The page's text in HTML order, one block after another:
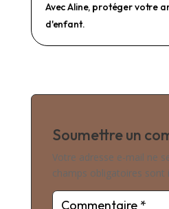
Avec Aline, protéger votre
d'enfant.
Soumettre un
Votre adresse e-mail ne
champs obligatoires sont